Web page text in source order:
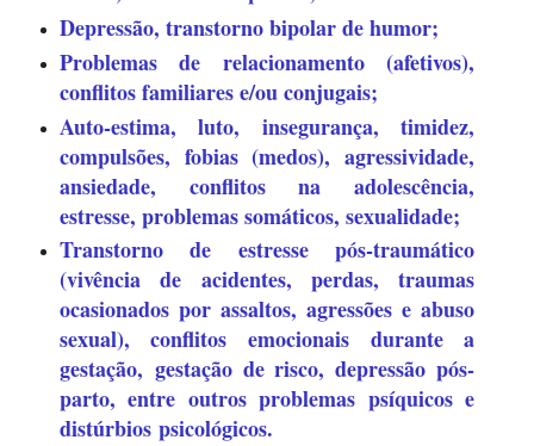
Depressão, transtorno bipolar de humor;
Problemas de relacionamento (afetivos),
conflitos familiares e/ou conjugais;
Auto-estima, luto, insegurança, timidez,
compulsões, fobias (medos), agressividade,
ansiedade, conflitos na adolescência,
estresse, problemas somáticos, sexualidade;
Transtorno de estresse pós-traumático
(vivência de acidentes, perdas, traumas
ocasionados por assaltos, agressões e abuso
sexual), conflitos emocionais durante a
gestação, gestação de risco, depressão pós-
parto, entre outros problemas psíquicos e
distúrbios psicológicos.